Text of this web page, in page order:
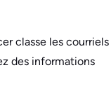
classe les courriels
des informations